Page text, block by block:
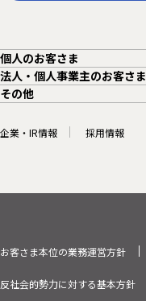
個人のお客さま
法人・個人事業主のお客さま
その他
企業・IR情報 採用情報
お客さま本位の業務運営方針
反社会的勢力に対する基本方針